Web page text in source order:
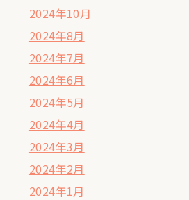
2024年10月
2024年8月
2024年7月
2024年6月
2024年5月
2024年4月
2024年3月
2024年2月
2024年1月